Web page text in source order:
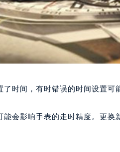
时间，有时错误的时间设置可
会影响手表的走时精度。更换